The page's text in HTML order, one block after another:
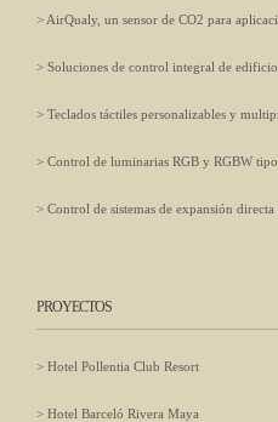
AirQualy, un sensor de CO2 para
Soluciones de control integral de
Teclados táctiles personalizables y
Control de luminarias RGB y RGBW
Control de sistemas de expansión directa
PROYECTOS
Hotel Pollentia Club Resort
Hotel Barceló Rivera Maya